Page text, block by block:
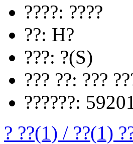
????: ????
??: H?
???: ?(S)
??? ??: ???
??????:
? ??(1) / ??(1)